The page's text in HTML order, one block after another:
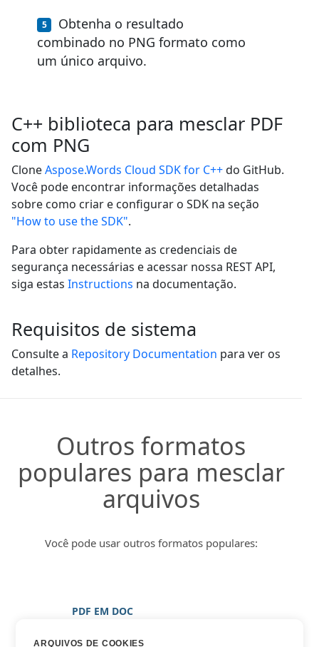
Obtenha o resultado
combinado no PNG formato como
um único arquivo.
C++ biblioteca para mesclar PDF
com PNG
CloneAspose.Words Cloud SDK for C++do GitHub.
Você pode encontrar informações detalhadas
sobre como criar e configurar o SDK na seção
"How to use the SDK".
Para obter rapidamente as credenciais de
segurança necessárias e acessar nossa REST API,
siga estas Instructions na documentação.
Requisitos de sistema
Consulte a Repository Documentation para ver os
detalhes.
Outros formatos
populares para mesclar
arquivos
Você pode usar outros formatos populares:
PDF EM DOC
ARQUIVOS DE COOKIES